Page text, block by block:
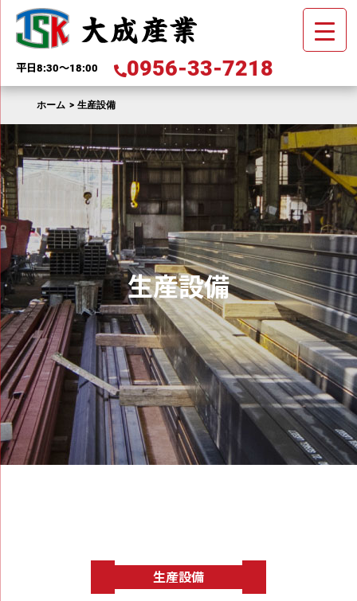
平⽇8:30〜18:00 0956-33-7218
ホーム > 生産設備
生産設備
⽣産設備